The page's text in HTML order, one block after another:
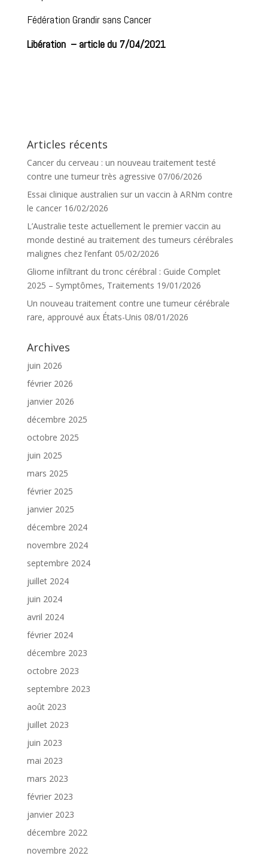
Fédération Grandir sans Cancer
Libération – article du 7/04/2021
Articles récents
Cancer du cerveau : un nouveau traitement testé
contre une tumeur très agressive 07/06/2026
Essai clinique australien sur un vaccin à ARNm contre
le cancer 16/02/2026
L’Australie teste actuellement le premier vaccin au
monde destiné au traitement des tumeurs cérébrales
malignes chez l’enfant 05/02/2026
Gliome infiltrant du tronc cérébral : Guide Complet
2025 – Symptômes, Traitements 19/01/2026
Un nouveau traitement contre une tumeur cérébrale
rare, approuvé aux États-Unis 08/01/2026
Archives
juin 2026
février 2026
janvier 2026
décembre 2025
octobre 2025
juin 2025
mars 2025
février 2025
janvier 2025
décembre 2024
novembre 2024
septembre 2024
juillet 2024
juin 2024
avril 2024
février 2024
décembre 2023
octobre 2023
septembre 2023
août 2023
juillet 2023
juin 2023
mai 2023
mars 2023
février 2023
janvier 2023
décembre 2022
novembre 2022